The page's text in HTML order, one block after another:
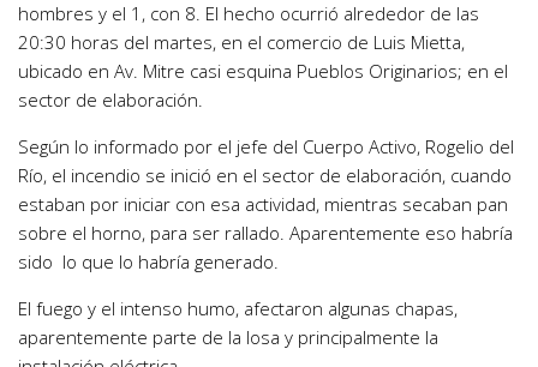
hombres y el 1, con 8. El hecho ocurrió alrededor de las
20:30 horas del martes, en el comercio de Luis Mietta,
ubicado en Av. Mitre casi esquina Pueblos Originarios; en el
sector de elaboración.
Según lo informado por el jefe del Cuerpo Activo, Rogelio del
Río, el incendio se inició en el sector de elaboración, cuando
estaban por iniciar con esa actividad, mientras secaban pan
sobre el horno, para ser rallado. Aparentemente eso habría
sido lo que lo habría generado.
El fuego y el intenso humo, afectaron algunas chapas,
aparentemente parte de la losa y principalmente la